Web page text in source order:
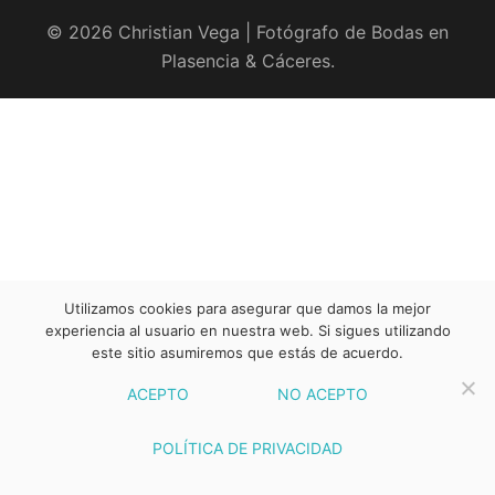
© 2026 Christian Vega | Fotógrafo de Bodas en
Plasencia & Cáceres.
Utilizamos cookies para asegurar que damos la mejor
experiencia al usuario en nuestra web. Si sigues utilizando
este sitio asumiremos que estás de acuerdo.
ACEPTO NO ACEPTO
POLÍTICA DE PRIVACIDAD